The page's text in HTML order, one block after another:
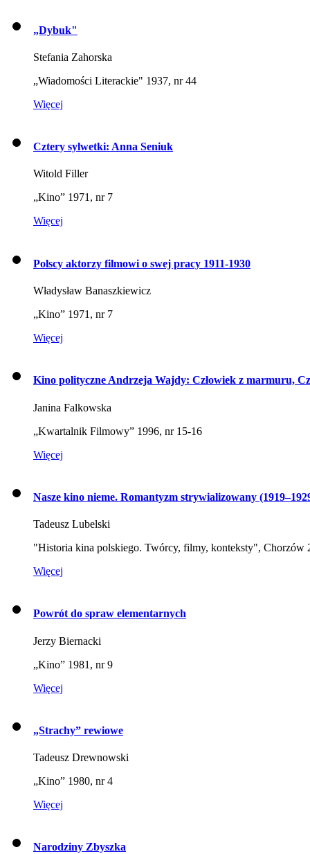
„Dybuk"
Stefania Zahorska
„Wiadomości Literackie" 1937, nr 44
Więcej
Cztery sylwetki: Anna Seniuk
Witold Filler
„Kino” 1971, nr 7
Więcej
Polscy aktorzy filmowi o swej pracy 1911-1930
Władysław Banaszkiewicz
„Kino” 1971, nr 7
Więcej
Kino polityczne Andrzeja Wajdy: Człowiek z marmuru,
Janina Falkowska
„Kwartalnik Filmowy” 1996, nr 15-16
Więcej
Nasze kino nieme. Romantyzm strywializowany
Tadeusz Lubelski
"Historia kina polskiego. Twórcy, filmy, konteksty", Chorzów
Więcej
Powrót do spraw elementarnych
Jerzy Biernacki
„Kino” 1981, nr 9
Więcej
„Strachy” rewiowe
Tadeusz Drewnowski
„Kino” 1980, nr 4
Więcej
Narodziny Zbyszka